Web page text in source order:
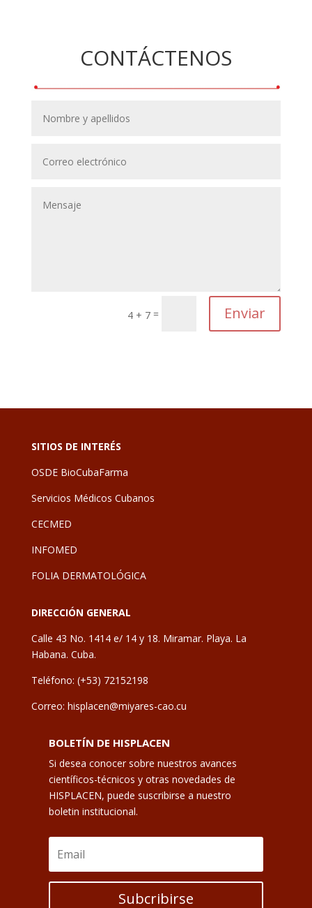
CONTÁCTENOS
4 + 7 = Enviar
SITIOS DE INTERÉS
OSDE BioCubaFarma
Servicios Médicos Cubanos
CECMED
INFOMED
FOLIA DERMATOLÓGICA
DIRECCIÓN GENERAL
Calle 43 No. 1414 e/ 14 y 18. Miramar. Playa. La
Habana. Cuba.
Teléfono: (+53) 72152198
Correo: hisplacen@miyares-cao.cu
BOLETÍN DE HISPLACEN
Si desea conocer sobre nuestros avances
científicos-técnicos y otras novedades de
HISPLACEN, puede suscribirse a nuestro
boletin institucional.
Subcribirse